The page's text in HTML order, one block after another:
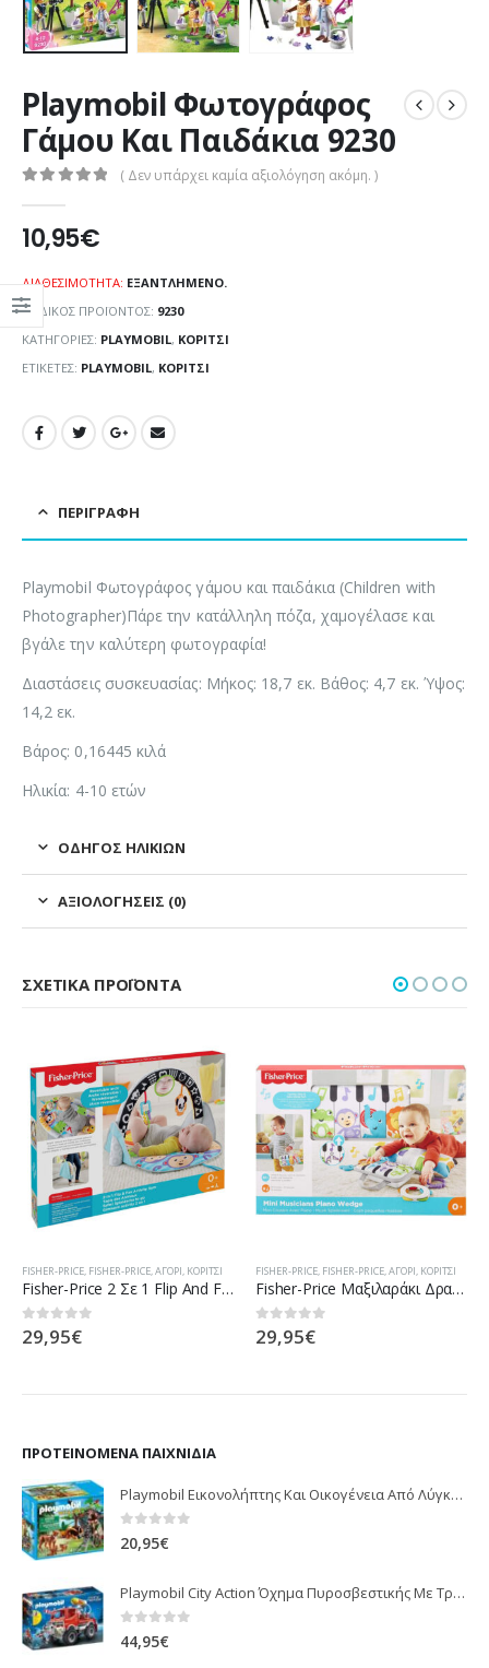
Playmobil Φωτογράφος
Γάμου Και Παιδάκια 9230
( Δεν υπάρχει καμία αξιολόγηση ακόμη. )
10,95€
ΔΙΑΘΕΣΙΜΌΤΗΤΑ: ΕΞΑΝΤΛΗΜΈΝΟ.
ΚΩΔΙΚΌΣ ΠΡΟΪΌΝΤΟΣ: 9230
ΚΑΤΗΓΟΡΊΕΣ: PLAYMOBIL, ΚΟΡΊΤΣΙ
ΕΤΙΚΈΤΕΣ: PLAYMOBIL, ΚΟΡΊΤΣΙ
ΠΕΡΙΓΡΑΦΉ
Playmobil Φωτογράφος γάμου και παιδάκια (Children with
Photographer)Πάρε την κατάλληλη πόζα, χαμογέλασε και
βγάλε την καλύτερη φωτογραφία!
Διαστάσεις συσκευασίας: Μήκος: 18,7 εκ. Βάθος: 4,7 εκ. Ύψος:
14,2 εκ.
Βάρος: 0,16445 κιλά
Ηλικία: 4-10 ετών
ΟΔΗΓΌΣ ΗΛΙΚΙΏΝ
ΑΞΙΟΛΟΓΉΣΕΙΣ (0)
ΣΧΕΤΙΚΆ ΠΡΟΪΌΝΤΑ
FISHER-PRICE, FISHER-PRICE,ΑΓΌΡΙ, ΚΟΡΊΤΣΙ
Fisher-Price 2 Σε 1 Flip And Fun Φορητό Γυμναστήριο FXC14
0out of 5
29,95€
FISHER-PRICE, FISHER-PRICE,ΑΓΌΡΙ, ΚΟΡΊΤΣΙ
Fisher-Price Μαξιλαράκι Δραστηριοτήτων Με Φορητό Πιανάκι GJD27
0out of 5
29,95€
ΠΡΟΤΕΙΝΌΜΕΝΑ ΠΑΙΧΝΊΔΙΑ
Playmobil Εικονολήπτης Και Οικογένεια Από Λύγκες 5561
0 out of 5
20,95€
Playmobil City Action Όχημα Πυροσβεστικής Με Τροχαλία Ρυμούλκησης 9466
0 out of 5
44,95€